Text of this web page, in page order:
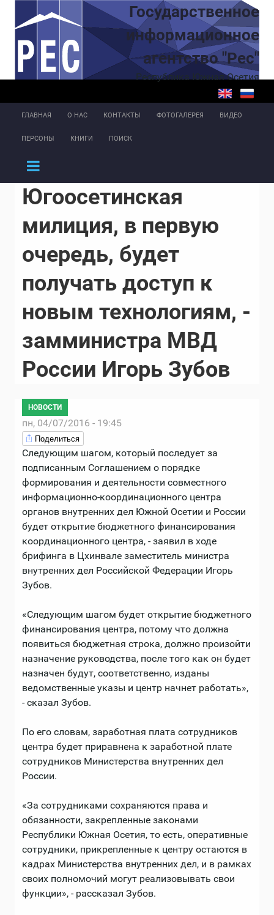
Перейти к основному содержаниюГосударственное
информационное
агентство "Рес"
Республика Южная Осетия
ГЛАВНАЯ О НАС КОНТАКТЫ ФОТОГАЛЕРЕЯ ВИДЕО
ПЕРСОНЫ КНИГИ ПОИСК
Югоосетинская
милиция, в первую
очередь, будет
получать доступ к
новым технологиям, -
замминистра МВД
России Игорь Зубов
НОВОСТИ
пн, 04/07/2016 - 19:45
Поделиться
Следующим шагом, который последует за
подписанным Соглашением о порядке
формирования и деятельности совместного
информационно-координационного центра
органов внутренних дел Южной Осетии и России
будет открытие бюджетного финансирования
координационного центра, - заявил в ходе
брифинга в Цхинвале заместитель министра
внутренних дел Российской Федерации Игорь
Зубов.
«Следующим шагом будет открытие бюджетного
финансирования центра, потому что должна
появиться бюджетная строка, должно произойти
назначение руководства, после того как он будет
назначен будут, соответственно, изданы
ведомственные указы и центр начнет работать»,
- сказал Зубов.
По его словам, заработная плата сотрудников
центра будет приравнена к заработной плате
сотрудников Министерства внутренних дел
России.
«За сотрудниками сохраняются права и
обязанности, закрепленные законами
Республики Южная Осетия, то есть, оперативные
сотрудники, прикрепленные к центру остаются в
кадрах Министерства внутренних дел, и в рамках
своих полномочий могут реализовывать свои
функции», - рассказал Зубов.